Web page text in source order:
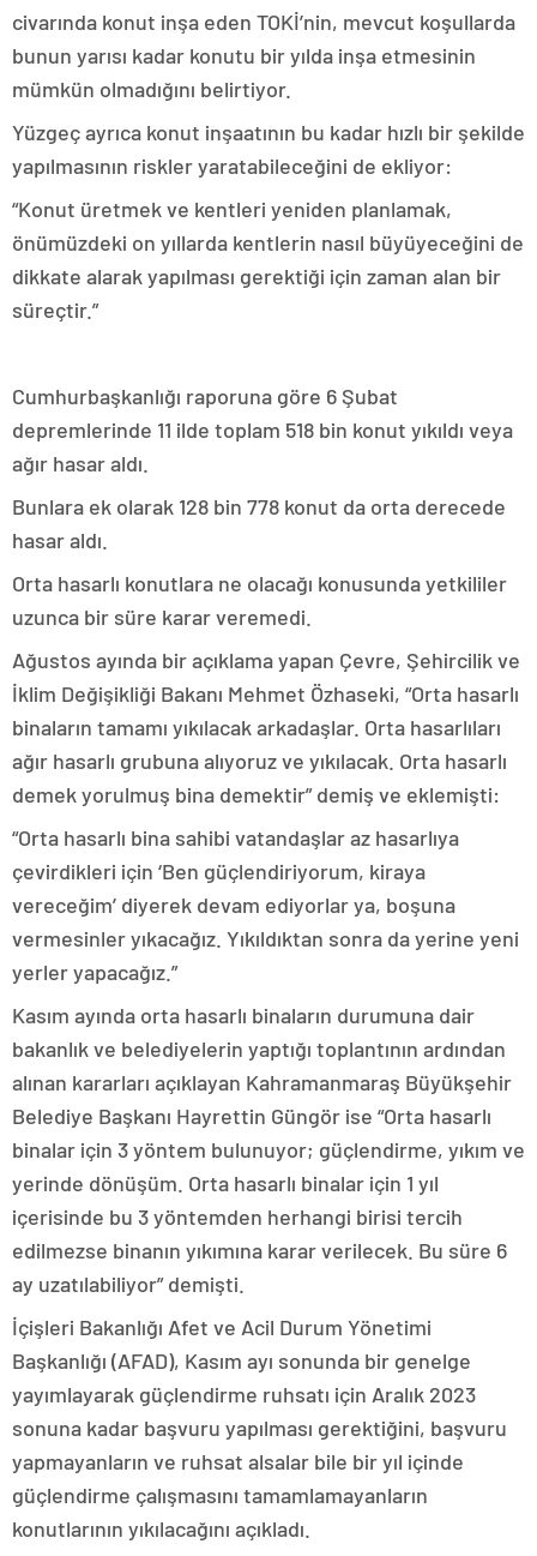
civarında konut inşa eden TOKİ’nin, mevcut koşullarda
bunun yarısı kadar konutu bir yılda inşa etmesinin
mümkün olmadığını belirtiyor.
Yüzgeç ayrıca konut inşaatının bu kadar hızlı bir şekilde
yapılmasının riskler yaratabileceğini de ekliyor:
“Konut üretmek ve kentleri yeniden planlamak,
önümüzdeki on yıllarda kentlerin nasıl büyüyeceğini de
dikkate alarak yapılması gerektiği için zaman alan bir
süreçtir.”
Cumhurbaşkanlığı raporuna göre 6 Şubat
depremlerinde 11 ilde toplam 518 bin konut yıkıldı veya
ağır hasar aldı.
Bunlara ek olarak 128 bin 778 konut da orta derecede
hasar aldı.
Orta hasarlı konutlara ne olacağı konusunda yetkililer
uzunca bir süre karar veremedi.
Ağustos ayında bir açıklama yapan Çevre, Şehircilik ve
İklim Değişikliği Bakanı Mehmet Özhaseki, “Orta hasarlı
binaların tamamı yıkılacak arkadaşlar. Orta hasarlıları
ağır hasarlı grubuna alıyoruz ve yıkılacak. Orta hasarlı
demek yorulmuş bina demektir” demiş ve eklemişti:
“Orta hasarlı bina sahibi vatandaşlar az hasarlıya
çevirdikleri için ‘Ben güçlendiriyorum, kiraya
vereceğim’ diyerek devam ediyorlar ya, boşuna
vermesinler yıkacağız. Yıkıldıktan sonra da yerine yeni
yerler yapacağız.”
Kasım ayında orta hasarlı binaların durumuna dair
bakanlık ve belediyelerin yaptığı toplantının ardından
alınan kararları açıklayan Kahramanmaraş Büyükşehir
Belediye Başkanı Hayrettin Güngör ise “Orta hasarlı
binalar için 3 yöntem bulunuyor; güçlendirme, yıkım ve
yerinde dönüşüm. Orta hasarlı binalar için 1 yıl
içerisinde bu 3 yöntemden herhangi birisi tercih
edilmezse binanın yıkımına karar verilecek. Bu süre 6
ay uzatılabiliyor” demişti.
İçişleri Bakanlığı Afet ve Acil Durum Yönetimi
Başkanlığı (AFAD), Kasım ayı sonunda bir genelge
yayımlayarak güçlendirme ruhsatı için Aralık 2023
sonuna kadar başvuru yapılması gerektiğini, başvuru
yapmayanların ve ruhsat alsalar bile bir yıl içinde
güçlendirme çalışmasını tamamlamayanların
konutlarının yıkılacağını açıkladı.